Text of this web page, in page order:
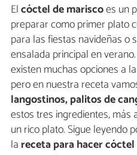
Elcóctel de mariscoes un
preparar como primer plato
para las fiestas navideñas o
ensalada principal en
existen muchas opciones a
pero en nuestra receta
langostinos, palitos de
estos tres ingredientes,
un rico plato. Sigue leyendo
la receta para hacer